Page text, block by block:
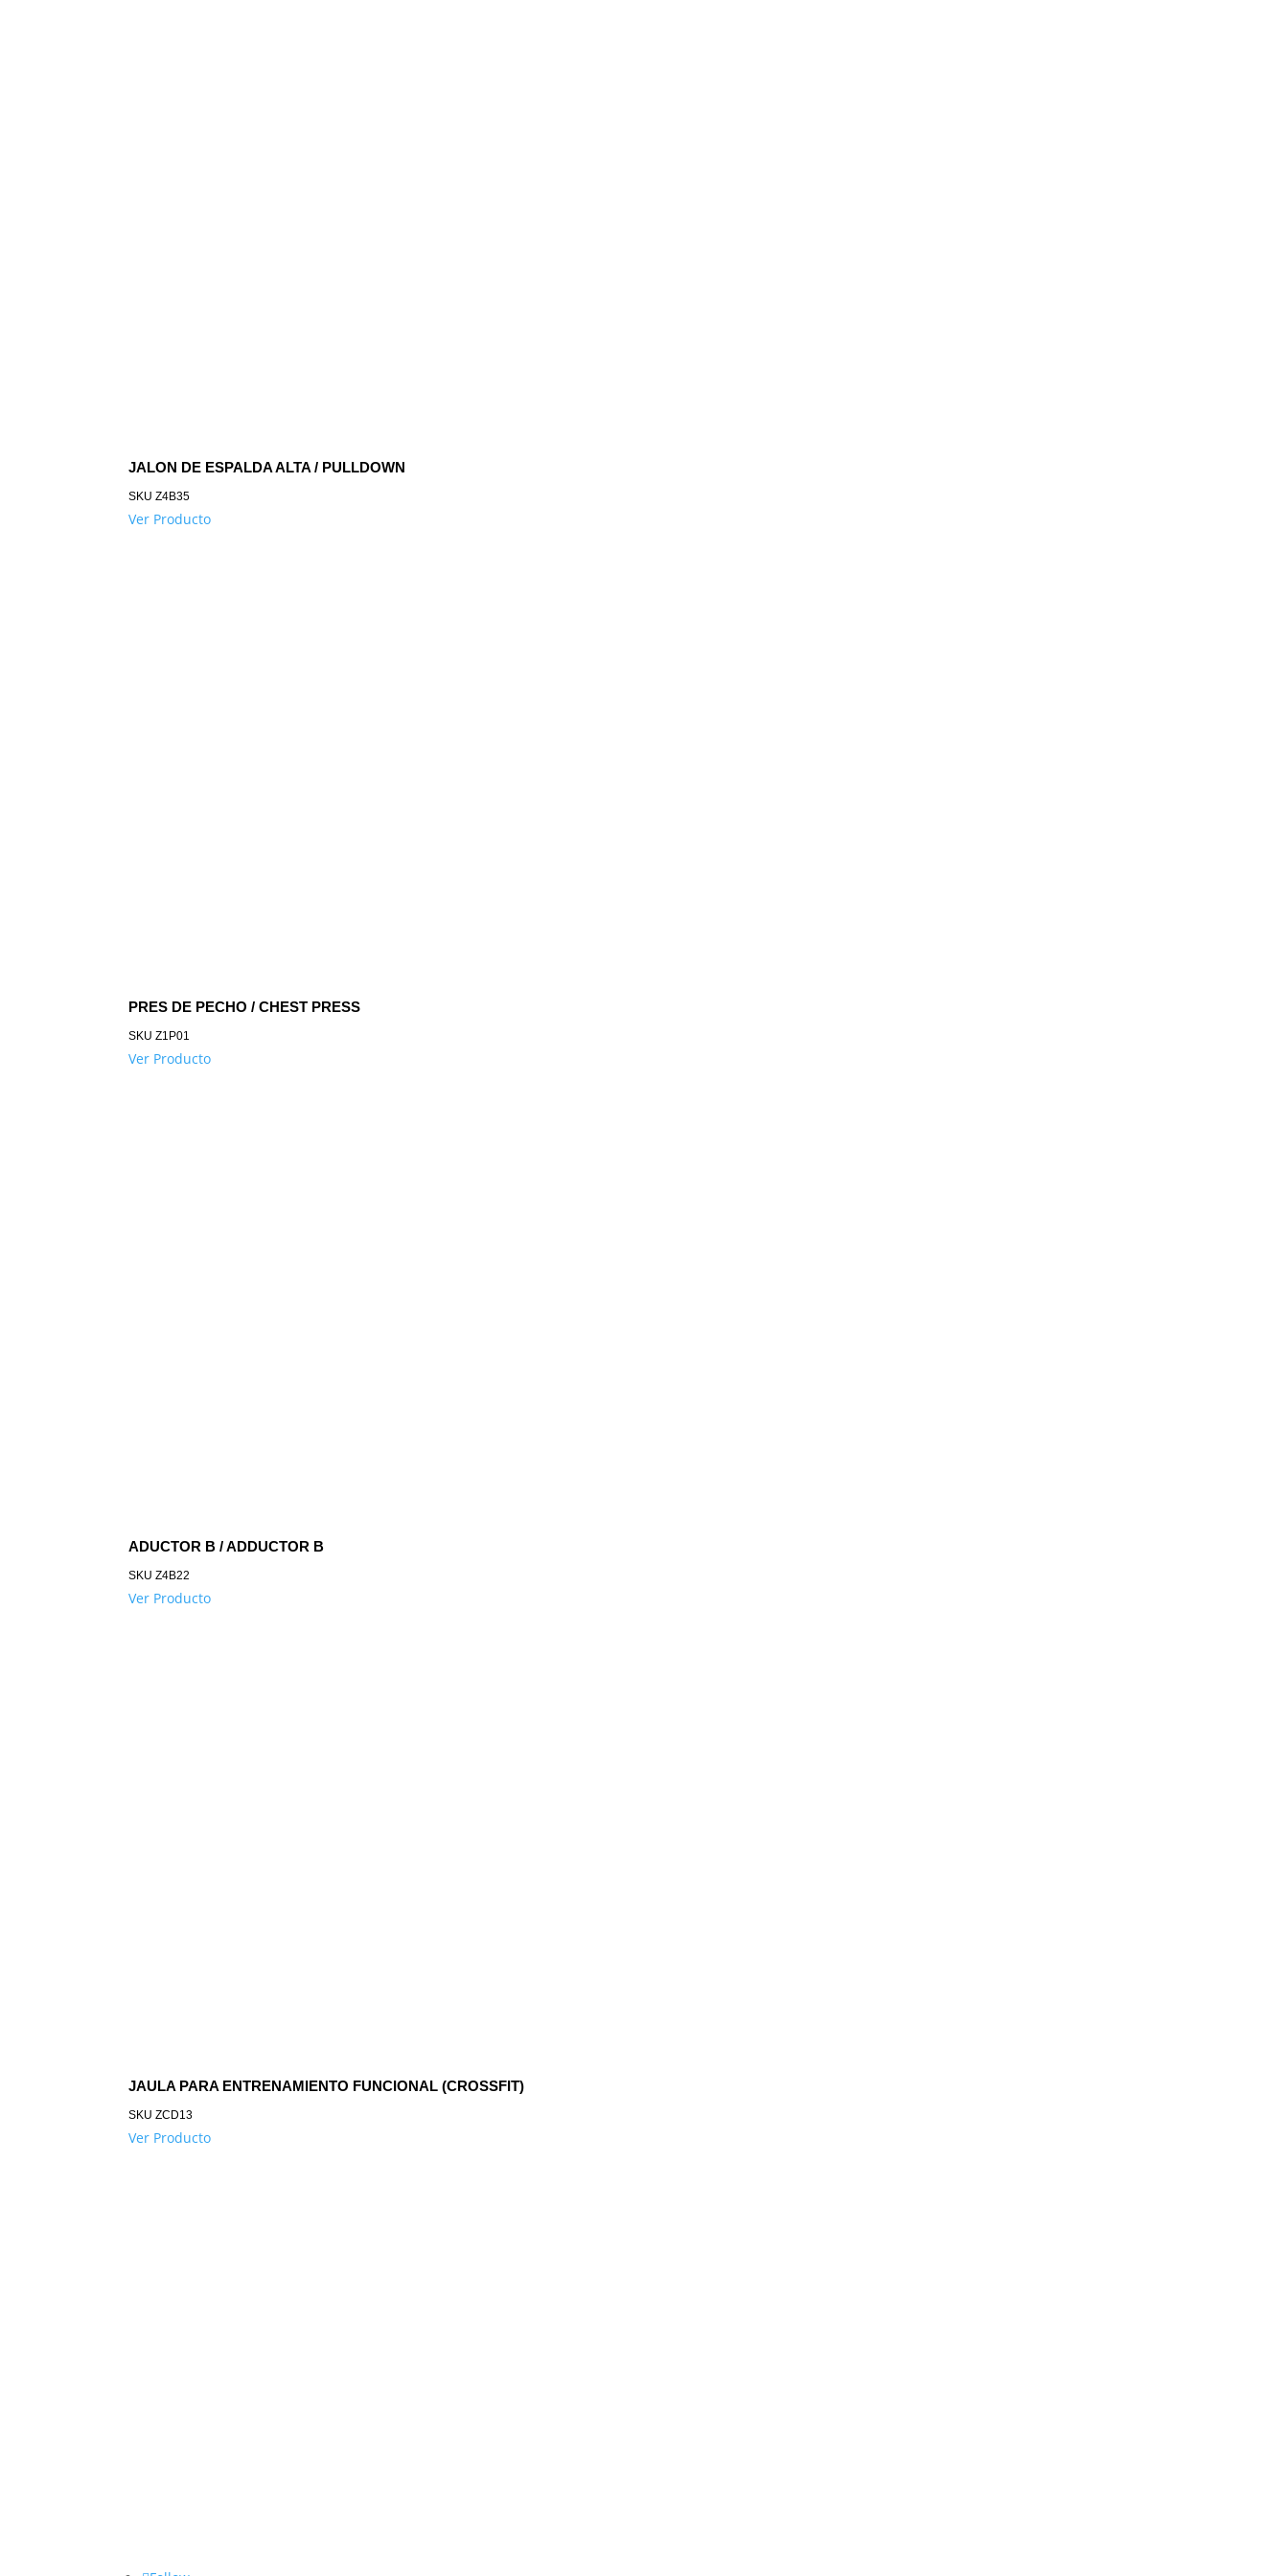
JALON DE ESPALDA ALTA / PULLDOWN
SKUZ4B35
Ver Producto
PRES DE PECHO / CHEST PRESS
SKUZ1P01
Ver Producto
ADUCTOR B / ADDUCTOR B
SKUZ4B22
Ver Producto
JAULA PARA ENTRENAMIENTO FUNCIONAL (CROSSFIT)
SKUZCD13
Ver Producto